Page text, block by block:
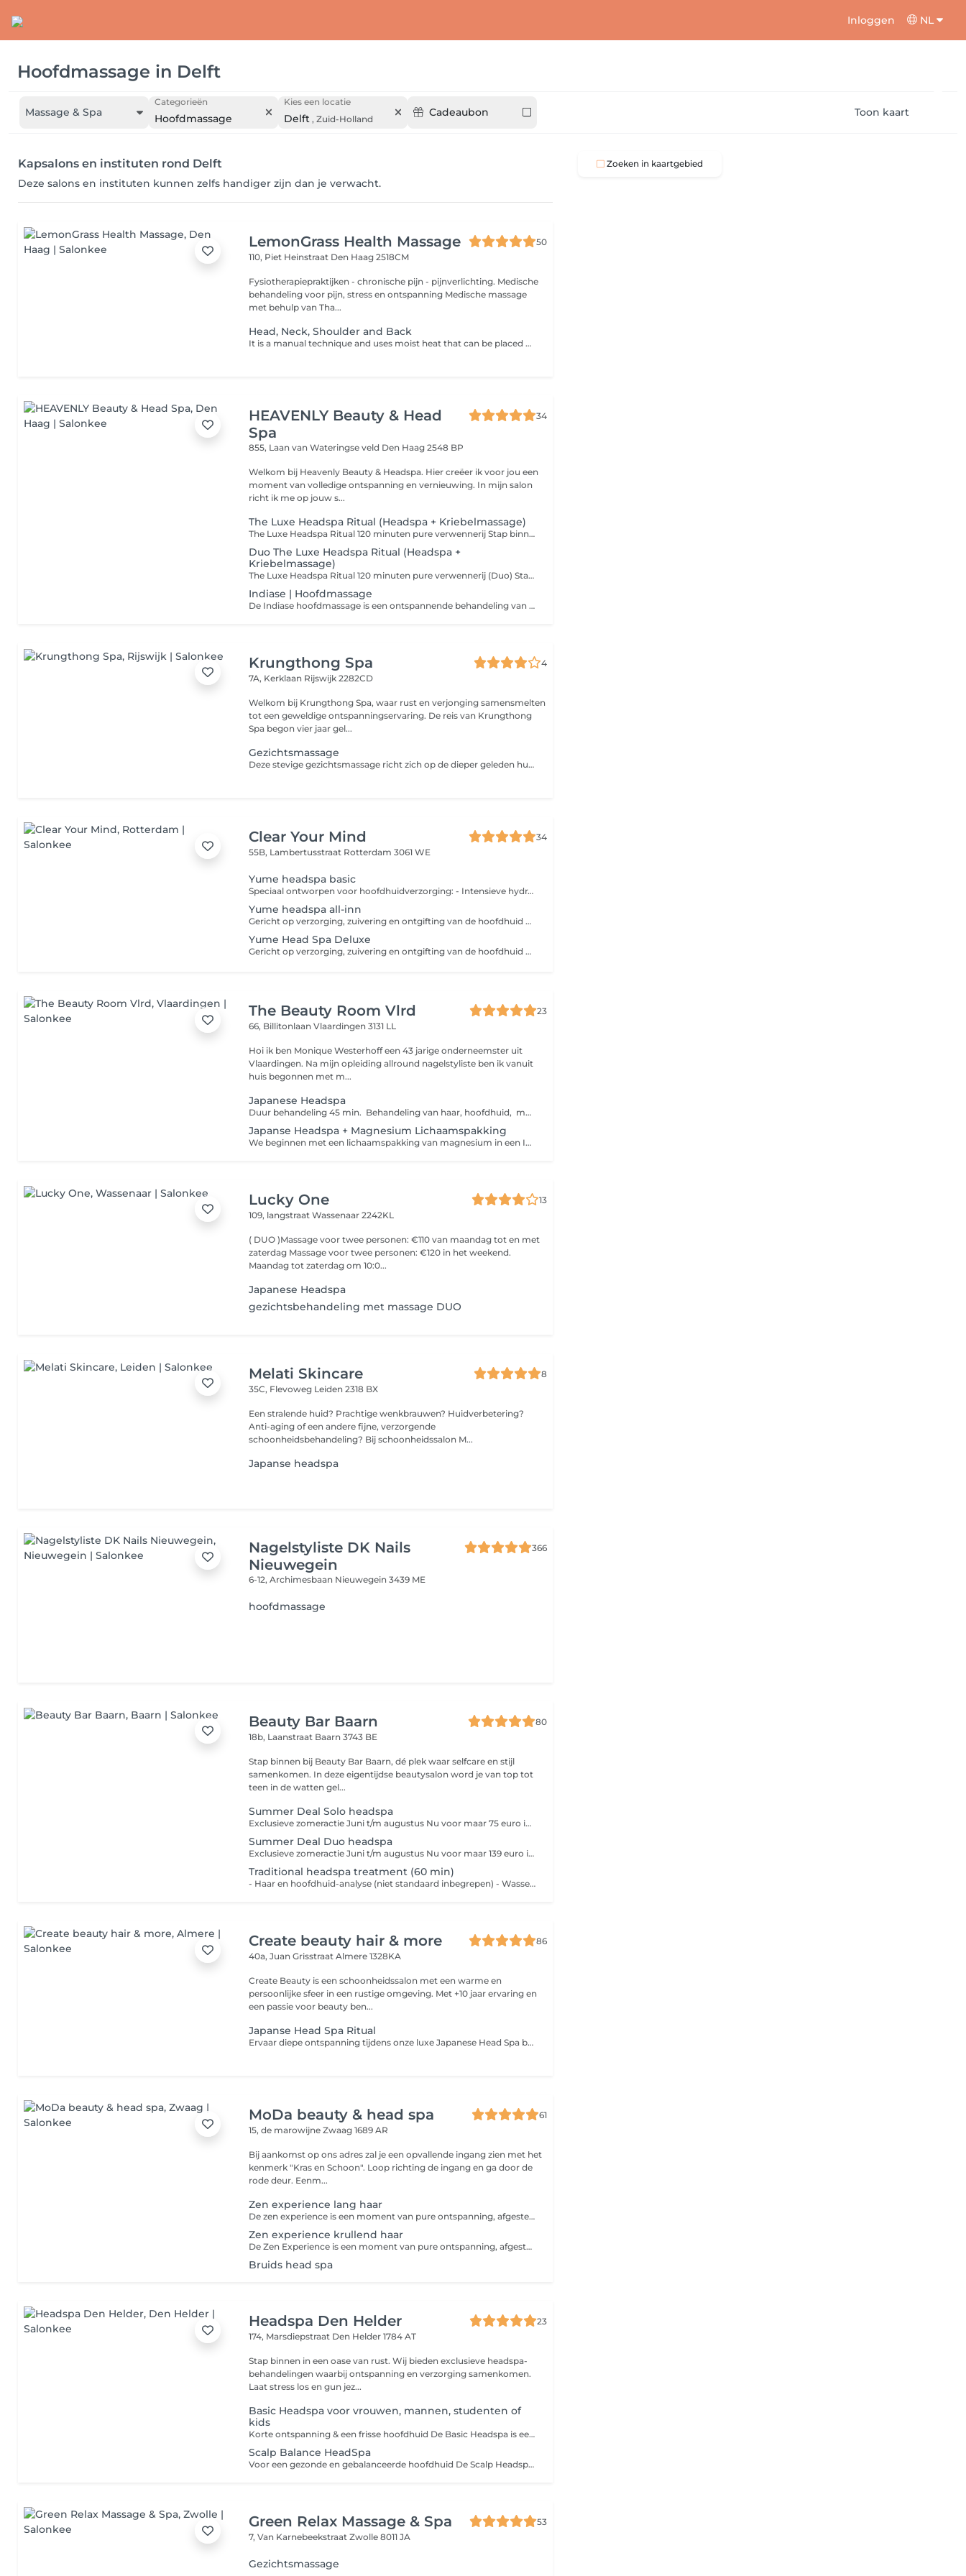
Inloggen NL
Hoofdmassage in Delft
Massage & Spa
Categorieën
Hoofdmassage
Kies een locatie
Delft , Zuid-Holland
Cadeaubon Toon kaart
Kapsalons en instituten rond Delft
Deze salons en instituten kunnen zelfs handiger zijn dan je verwacht.
LemonGrass Health Massage
50
110, Piet Heinstraat Den Haag 2518CM
Fysiotherapiepraktijken - chronische pijn - pijnverlichting. Medische
behandeling voor pijn, stress en ontspanning Medische massage
met behulp van Tha...
Head, Neck, Shoulder and Back
It is a manual technique and uses moist heat that can be placed on areas of tension and pain to relieve symptoms. It is also a device that can help to relax and stimulate blood circulation. It also uses pulling and bending techniques to create a balance in weight bearing. It can also relieve neck pain, shoulder pain, or muscle tension, and reduce tissue adhesions.
HEAVENLY Beauty & Head
Spa
34
855, Laan van Wateringse veld Den Haag 2548 BP
Welkom bij Heavenly Beauty & Headspa. Hier creëer ik voor jou een
moment van volledige ontspanning en vernieuwing. In mijn salon
richt ik me op jouw s...
The Luxe Headspa Ritual (Headspa + Kriebelmassage)
The Luxe Headspa Ritual 120 minuten pure verwennerij Stap binnen in een wereld van luxe en sereniteit met onze 30 minuten Kriebelmassage, gevolgd door een 90 minuten Hemelse Headspa gecombineerd met ons Aroma Ritueel. 30 min Kriebelmassage: Een zachte, prikkelende aanraking die je zintuigen wekt en je geest verfrist. Dit speelse begin bereidt je voor op een ultiem ontspannen ervaring. 90 min Hemelse Headspa & Aroma Ritueel: Laat spanning en stress wegsmelten terwijl je hoofd, nek en schouders volledig tot rust komen dankzij verfijnde massagetechnieken. Geniet van een hoofdmassage met decolleté- en schoudermassage, een aangepast voedend masker en serum, stoombehandeling, hand- en armmassage en een verwarmend oogmasker, voor een compleet gevoel van diepe ontspanning en vernieuwing. Een exclusief moment: volledig aandacht voor jezelf, een luxueuze ervaring voor lichaam en geest. Reserveer nu The Luxe Headspa Ritual en geniet van 120 minuten ultiem welzijn.
Duo The Luxe Headspa Ritual (Headspa +
Kriebelmassage)
The Luxe Headspa Ritual 120 minuten pure verwennerij (Duo) Stap samen binnen in een wereld van luxe en sereniteit met onze 30 minuten Kriebelmassage, gevolgd door een 90 minuten Hemelse Headspa gecombineerd met ons Aroma Ritueel. 30 min Kriebelmassage: Een zachte, prikkelende aanraking die jullie zintuigen wekt en jullie geest verfrist. Dit speelse begin bereidt jullie voor op een ultiem ontspannen ervaring. 90 min Hemelse Headspa & Aroma Ritueel: Laat spanning en stress wegsmelten terwijl hoofd, nek en schouders volledig tot rust komen dankzij verfijnde massagetechnieken. Geniet van een hoofdmassage met decolleté- en schoudermassage, een aangepast voedend masker en serum, stoombehandeling, hand- en armmassage en een verwarmend oogmasker, voor een compleet gevoel van diepe ontspanning en vernieuwing. Een exclusief moment samen: volledig aandacht voor elkaar en voor jezelf, een luxueuze ervaring voor lichaam en geest.
Indiase | Hoofdmassage
De Indiase hoofdmassage is een ontspannende behandeling van hoofd, nek en schouders, uitgevoerd op droog haar zonder water. Door ritmische, zachte massagetechnieken wordt de doorbloeding gestimuleerd, spanningen verminderd en diepe ontspanning bevorderd. Deze massage helpt stress los te laten en laat u verfrist en ontspannen achter.
Krungthong Spa
4
7A, Kerklaan Rijswijk 2282CD
Welkom bij Krungthong Spa, waar rust en verjonging samensmelten
tot een geweldige ontspanningservaring. De reis van Krungthong
Spa begon vier jaar gel...
Gezichtsmassage
Deze stevige gezichtsmassage richt zich op de dieper geleden huidlagen. Hierdoor worden doorbloeding, huidvernieuwing en aanmaak van collageen en elastine gestimuleerd. Deze massage heeft zo een huidverbeterend effect en helpt bij het verminderen van rimpels en het behandelen van bepaalde huidproblemen. Voor een optimaal resultaat is het aan te raden een kuur van meerdere behandelingen te volgen.
Clear Your Mind
34
55B, Lambertusstraat Rotterdam 3061 WE
Yume headspa basic
Speciaal ontworpen voor hoofdhuidverzorging: - Intensieve hydratatie en voeding voor het haar. - Hoofdhuidmassage, grondige reiniging en exfoliatie. - Haarherstellend masker met stoombehandeling. - Massage voor hoofd, nek en schouders. - Droogföhnen.
Yume headspa all-inn
Gericht op verzorging, zuivering en ontgifting van de hoofdhuid voor gezonde haargroei: - Hoofdhuidanalyse en gepersonaliseerde behandeling. - Reiniging, exfoliatie/peeling met Vogamax scalpcare machine. - Haarherstellend masker met stoombehandeling en micro-mist voor de hoofdhuid. - Massage van hoofd, nek en schouders. - Headbath spa en spraymist. - Droogföhnen.
Yume Head Spa Deluxe
Gericht op verzorging, zuivering en ontgifting van de hoofdhuid voor gezonde haargroei: - Hoofdhuidanalyse en gepersonaliseerde behandeling. - Stoombehandeling - Korean haarrepair treatment en Vogamex scalpcare machine voor intensieve reiniging. - Micro-mist behandeling. - Hoofd, nek en schoudermassage. - Headbath spa. - Inclusief basic Korean face treatment. - Droogföhnen.
The Beauty Room Vlrd
23
66, BillitonlaanVlaardingen 3131 LL
Hoi ik ben Monique Westerhoff een 43 jarige onderneemster uit
Vlaardingen. Na mijn opleiding allround nagelstyliste ben ik vanuit
huis begonnen met m...
Japanese Headspa
Duur behandeling 45 min. Behandeling van haar, hoofdhuid, massage van nek, schouders, decolleté en gezicht en hoofdhuid. Na de behandeling wordt het haar losjes gedroogd ( niet in model) Draag geen sieraden en kom zonder make-up naar de afspraak ivm water en olie wat gebruikt wordt.
Japanse Headspa + Magnesium Lichaamspakking
We beginnen met een lichaamspakking van magnesium in een Infrarood wamte deken om de spieren de ultieme ontspanning te geven. Daarna mag je plaats nemen op de Japanese headspa bed en genieten van een heerlijke haar en hoofdhuid behandeling. Dit is de ultieme uitgebreide ontspanning voor jouw lichaam en hoofd.
Lucky One
13
109, langstraatWassenaar 2242KL
( DUO )Massage voor twee personen: €110 van maandag tot en met
zaterdag Massage voor twee personen: €120 in het weekend.
Maandag tot zaterdag om 10:0...
Japanese Headspa
gezichtsbehandeling met massage DUO
Melati Skincare
8
35C, Flevoweg Leiden 2318 BX
Een stralende huid? Prachtige wenkbrauwen? Huidverbetering?
Anti-aging of een andere fijne, verzorgende
schoonheidsbehandeling? Bij schoonheidssalon M...
Japanse headspa
Nagelstyliste DK Nails
Nieuwegein
366
6-12, Archimesbaan Nieuwegein 3439 ME
hoofdmassage
Beauty Bar Baarn
80
18b, Laanstraat Baarn 3743 BE
Stap binnen bij Beauty Bar Baarn, dé plek waar selfcare en stijl
samenkomen. In deze eigentijdse beautysalon word je van top tot
teen in de watten gel...
Summer Deal Solo headspa
Exclusieve zomeractie Juni t/m augustus Nu voor maar 75 euro ipv 85 euro. Beperkt aantal actieplekken beschikbaar
Summer Deal Duo headspa
Exclusieve zomeractie Juni t/m augustus Nu voor maar 139 euro ipv 160 euro Beperkt aantal actieplekken beschikbaar
Traditional headspa treatment (60 min)
- Haar en hoofdhuid-analyse (niet standaard inbegrepen) - Wassen - Treatment - Hoofdmasssage - We sluiten het wasritueel standaard af met een conditioner - Handdoek droog föhnen
Create beauty hair & more
86
40a, Juan GrisstraatAlmere 1328KA
Create Beauty is een schoonheidssalon met een warme en
persoonlijke sfeer in een rustige omgeving. Met +10 jaar ervaring en
een passie voor beauty ben...
Japanse Head Spa Ritual
Ervaar diepe ontspanning tijdens onze luxe Japanese Head Spa behandeling een unieke wellness ervaring voor hoofdhuid, haar en geest. In een warme rustgevende setting met kaarslicht en luxe professionele producten wordt de hoofdhuid diep gereinigd, verzorgd en gemasseerd terwijl spanning in hoofd, nek en schouders volledig mag loslaten. De behandeling bestaat uit een scalp analyse, ontspannende hoofd-, nek- en decolleté massage, dieptereiniging, scalp scrub, luxe haarverzorging, stoomritueel, masker en een professionele blowdry & styling. Geschikt voor vrijwel alle haar- en hoofdhuidtypes, inclusief gekleurd haar. Diepe ontspanning Frisse gezonde hoofdhuid Zijdezacht glanzend haar Een echt selfcare moment Deluxe Head Spa & Facial Ritual Onze ultieme selfcare experience waarbij de Japanese Head Spa wordt gecombineerd met een luxe facial behandeling. Inclusief reiniging, masker, massage en volledige head spa ritual voor totale ontspanning van huid, hoofdhuid en lichaam. Optioneel uit te breiden met Red Light Therapy.
MoDa beauty & head spa
61
15, de marowijneZwaag 1689 AR
Bij aankomst op ons adres zal je een opvallende ingang zien met het
kenmerk "Kras en Schoon". Loop richting de ingang en ga door de
rode deur. Eenm...
Zen experience lang haar
De zen experience is een moment van pure ontspanning, afgestemd op jouw haar en behoeften. Voor lang haar kan de behandeling iets langer duren, zodat elke lok de aandacht krijgt die het verdient. Zo geniet je optimaal van een verzorgende en rustgevende ervaring.
Zen experience krullend haar
De Zen Experience is een moment van pure ontspanning, afgestemd op jouw haar en behoeften. Deze behandeling is specifiek voor krullen met haartype 3A, 3B, 3C, 4A, 4B en 4C de behandeling kan wat langer duren, zodat je haar de aandacht en zorg krijgt die het nodig heeft. Zo geniet je optimaal van een verzorgende en rustgevende ervaring, speciaal afgestemd op jouw krullen.
Bruids head spa
Headspa Den Helder
23
174, Marsdiepstraat Den Helder 1784 AT
Stap binnen in een oase van rust. Wij bieden exclusieve headspa-
behandelingen waarbij ontspanning en verzorging samenkomen.
Laat stress los en gun jez...
Basic Headspa voor vrouwen, mannen, studenten of
kids
Korte ontspanning & een frisse hoofdhuid De Basic Headspa is een korte maar effectieve behandeling om kennis te maken met de headspa. Ideaal wanneer je even wilt ontspannen en je hoofdhuid een frisse boost wilt geven. Tijdens deze behandeling wordt de hoofdhuid gereinigd, verzorgd en ontspannen met warme stoom en rustgevende massages. Niet alleen je hoofdhuid, maar ook je nek en schouders krijgen extra aandacht, waardoor opgebouwde spanning zichtbaar afneemt. Wat kun je verwachten: Korte hoofdhuidanalyse Dubbele reiniging van haar en hoofdhuid Warme stoombehandeling voor diepere werking Ontspannende hoofdmassage Nek- en schoudermassage voor het losmaken van spanning Verzorgende conditioner voor zacht en fris haar Na de behandeling voelt je hoofdhuid schoon en in balans en ervaar je een ontspannen, licht gevoel in je hele bovenlichaam.
Scalp Balance HeadSpa
Voor een gezonde en gebalanceerde hoofdhuid De Scalp Headspa is speciaal ontwikkeld voor mensen die last hebben van * jeuk * schilfers * vet * gevoelige hoofdhuid * build-up * of gewoon als ontspanning Tijdens de behandeling kijken we naar jouw hoofd huidtype en stemmen we de producten en aanpak volledig daarop af. Deze behandeling is geschikt voor alle type haar. Standaard inbegrepen: * Persoonlijke intake * Scalp analyse * Dieptereiniging hoofdhuid & haar * Ontspannende headspa wasmassage * Stomen * Verzorging afgestemd op jouw scalp/hair needs * Drogen 60%
Green Relax Massage & Spa
53
7, Van KarnebeekstraatZwolle 8011 JA
Gezichtsmassage
Zoeken in kaartgebied